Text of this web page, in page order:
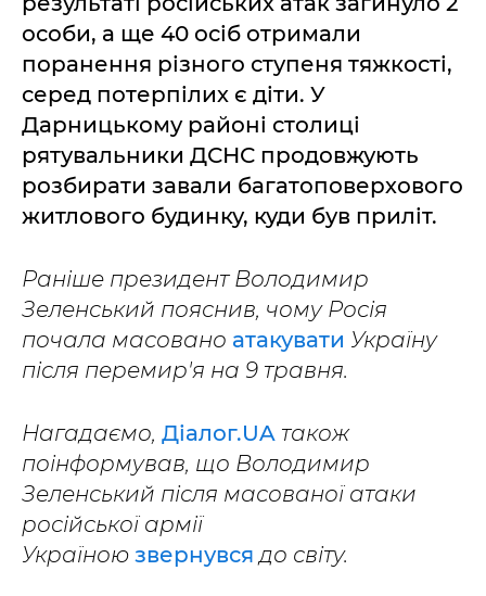
особи, а ще 40 осіб отримали
поранення різного ступеня тяжкості,
серед потерпілих є діти. У
Дарницькому районі столиці
рятувальники ДСНС продовжують
розбирати завали багатоповерхового
житлового будинку, куди був приліт.
Раніше президент Володимир
Зеленський пояснив, чому Росія
почала масовано атакувати Україну
після перемир'я на 9 травня.
Нагадаємо, Діалог.UA також
поінформував, що Володимир
Зеленський після масованої атаки
російської армії
Україною звернувся до світу.